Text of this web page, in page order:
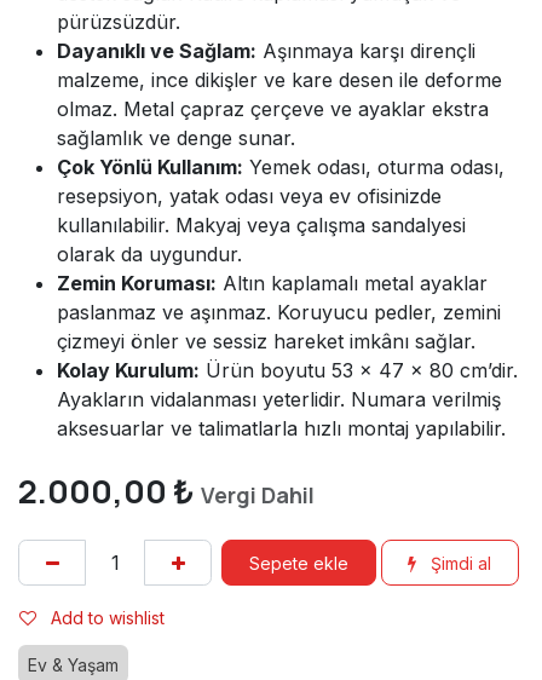
pürüzsüzdür.
Dayanıklı ve Sağlam: Aşınmaya karşı dirençli
malzeme, ince dikişler ve kare desen ile deforme
olmaz. Metal çapraz çerçeve ve ayaklar ekstra
sağlamlık ve denge sunar.
Çok Yönlü Kullanım: Yemek odası, oturma odası,
resepsiyon, yatak odası veya ev ofisinizde
kullanılabilir. Makyaj veya çalışma sandalyesi
olarak da uygundur.
Zemin Koruması: Altın kaplamalı metal ayaklar
paslanmaz ve aşınmaz. Koruyucu pedler, zemini
çizmeyi önler ve sessiz hareket imkânı sağlar.
Kolay Kurulum: Ürün boyutu 53 × 47 × 80 cm’dir.
Ayakların vidalanması yeterlidir. Numara verilmiş
aksesuarlar ve talimatlarla hızlı montaj yapılabilir.
2.000,00 ₺ Vergi Dahil
Sepete ekle Şimdi al
Add to wishlist
Ev & Yaşam